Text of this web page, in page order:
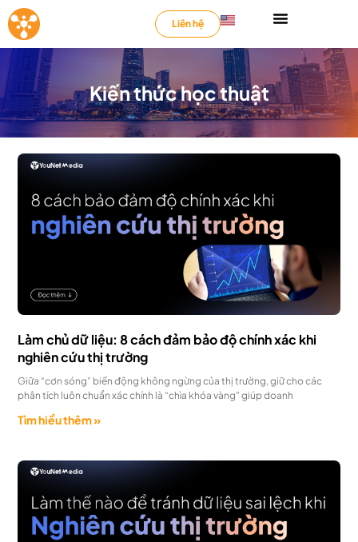
Liên hệ
Kiến thức học thuật
Làm chủ dữ liệu: 8 cách đảm bảo độ chính xác khi
nghiên cứu thị trường
Giữa “cơn sóng” biến động không ngừng của thị trường, giữ cho các
phân tích luôn chuẩn xác chính là “chìa khóa vàng” giúp doanh
Tìm hiểu thêm »